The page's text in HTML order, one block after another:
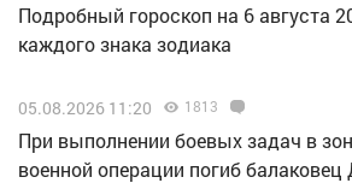
Подробный гороскоп на 6 августа
каждого знака зодиака
05.08.2026 11:20 1813
При выполнении боевых задач в
военной операции погиб